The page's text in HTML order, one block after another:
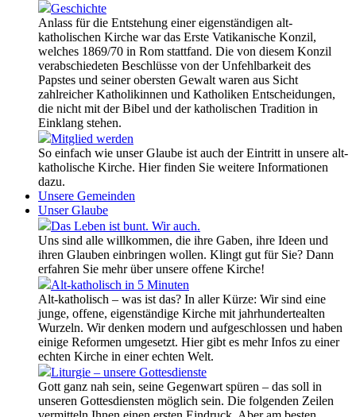
Geschichte
Anlass für die Entstehung einer eigenständigen alt-
katholischen Kirche war das Erste Vatikanische Konzil,
welches 1869/70 in Rom stattfand. Die von diesem Konzil
verabschiedeten Beschlüsse von der Unfehlbarkeit des
Papstes und seiner obersten Gewalt waren aus Sicht
zahlreicher Katholikinnen und Katholiken Entscheidungen,
die nicht mit der Bibel und der katholischen Tradition in
Einklang stehen.
Mitglied werden
So einfach wie unser Glaube ist auch der Eintritt in unsere alt-
katholische Kirche. Hier finden Sie weitere Informationen
dazu.
Unsere Gemeinden
Unser Glaube
Das Leben ist bunt. Wir auch.
Uns sind alle willkommen, die ihre Gaben, ihre Ideen und
ihren Glauben einbringen wollen. Klingt gut für Sie? Dann
erfahren Sie mehr über unsere offene Kirche!
Alt-katholisch in 5 Minuten
Alt-katholisch – was ist das? In aller Kürze: Wir sind eine
junge, offene, eigenständige Kirche mit jahrhundertealten
Wurzeln. Wir denken modern und aufgeschlossen und haben
einige Reformen umgesetzt. Hier gibt es mehr Infos zu einer
echten Kirche in einer echten Welt.
Liturgie – unsere Gottesdienste
Gott ganz nah sein, seine Gegenwart spüren – das soll in
unseren Gottesdiensten möglich sein. Die folgenden Zeilen